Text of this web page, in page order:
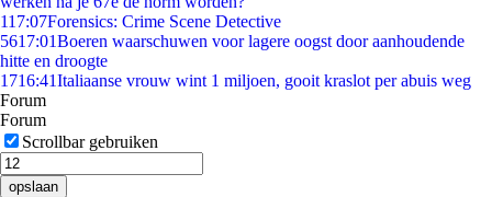
117:07Forensics: Crime Scene Detective
5617:01Boeren waarschuwen voor lagere oogst door aanhoudende
hitte en droogte
1716:41Italiaanse vrouw wint 1 miljoen, gooit kraslot per abuis weg
Forum
Forum
Scrollbar gebruiken
opslaan